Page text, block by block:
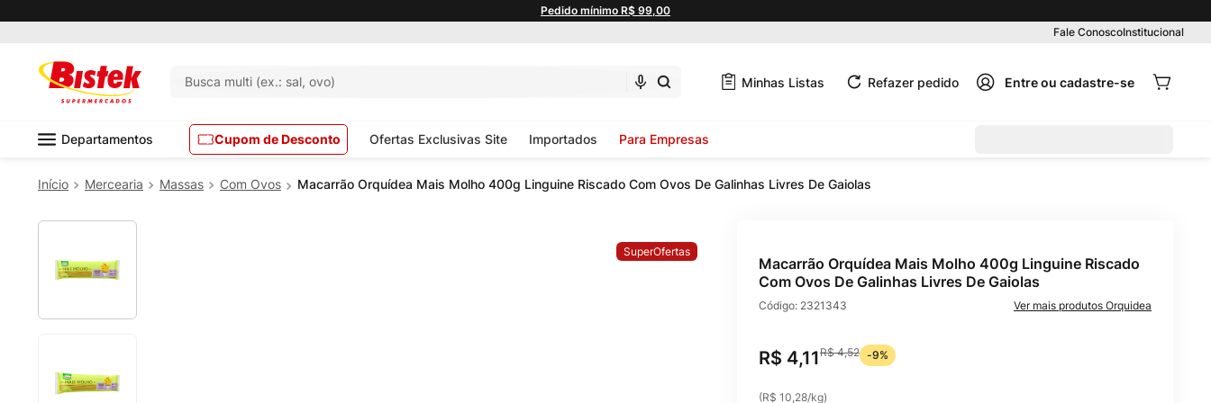
Pedido mínimo R$ 99,00
Fale ConoscoInstitucional
Busca multi (ex.: sal, ovo) Minhas Listas Refazer pedido
Departamentos Cupom de Desconto Ofertas Exclusivas Site Importados Para Empresas
Mercearia Massas Com Ovos Macarrão Orquídea Mais Molho 400g Linguine Riscado Com Ovos De Galinhas Livres De Gaiolas
SuperOfertas
Macarrão Orquídea Mais Molho 400g Linguine Riscado
Com Ovos De Galinhas Livres De Gaiolas
Código: 2321343 Orquidea
R$ 4,11R$ 4,52 -9%
(R$ 10,28/kg)